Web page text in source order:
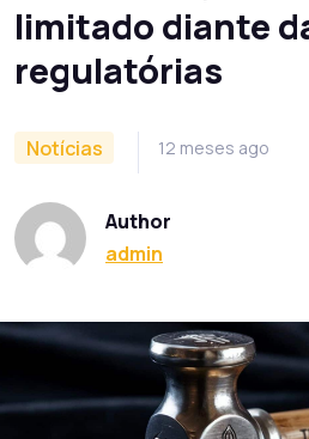
limitado diante
regulatórias
Notícias 12 meses ago
Author
admin